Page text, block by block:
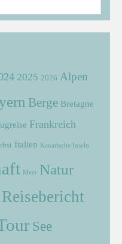
2025 2026 Alpen
Berge Bretagne
Frankreich
Italien Kanarische Inseln
Meer Natur
Reisebericht
See